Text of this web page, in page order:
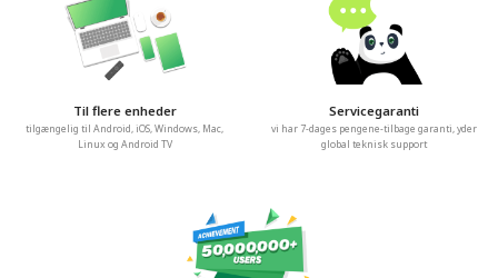
Til flere enheder
tilgængelig til Android, iOS, Windows, Mac,
Linux og Android TV
Servicegaranti
vi har 7-dages pengene-tilbage garanti, yder
global teknisk support